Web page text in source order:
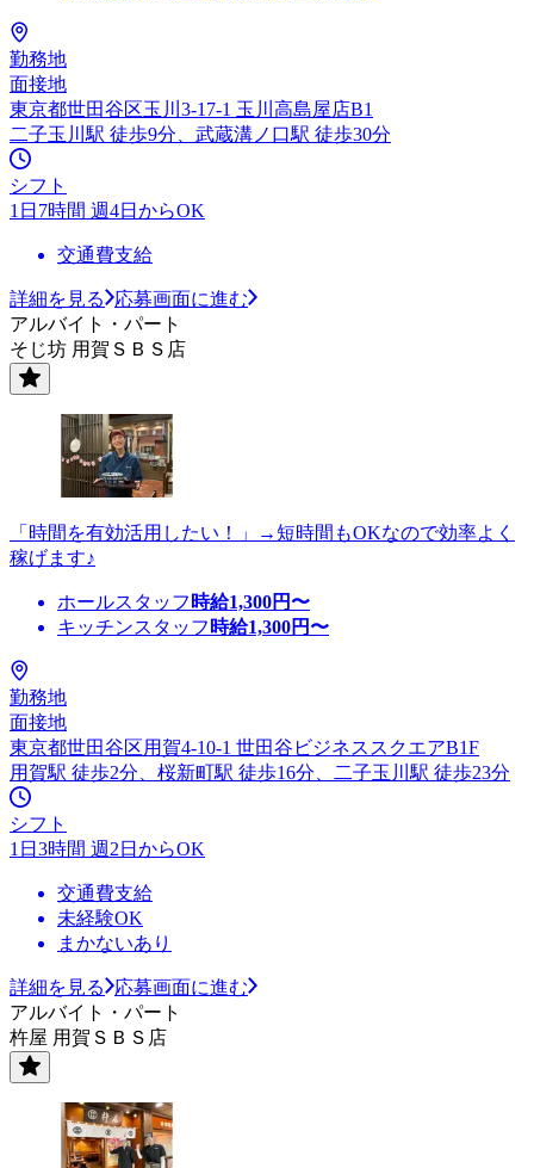
勤務地
面接地
東京都世田谷区玉川3-17-1 玉川高島屋店B1
二子玉川駅 徒歩9分、武蔵溝ノ口駅 徒歩30分
シフト
1日7時間 週4日からOK
交通費支給
詳細を見る
応募画面に進む
アルバイト・パート
そじ坊 用賀ＳＢＳ店
「時間を有効活用したい！」→短時間もOKなので効率よく
稼げます♪
ホールスタッフ 時給1,300円〜
キッチンスタッフ 時給1,300円〜
勤務地
面接地
東京都世田谷区用賀4-10-1 世田谷ビジネススクエアB1F
用賀駅 徒歩2分、桜新町駅 徒歩16分、二子玉川駅 徒歩23分
シフト
1日3時間 週2日からOK
交通費支給
未経験OK
まかないあり
詳細を見る
応募画面に進む
アルバイト・パート
杵屋 用賀ＳＢＳ店